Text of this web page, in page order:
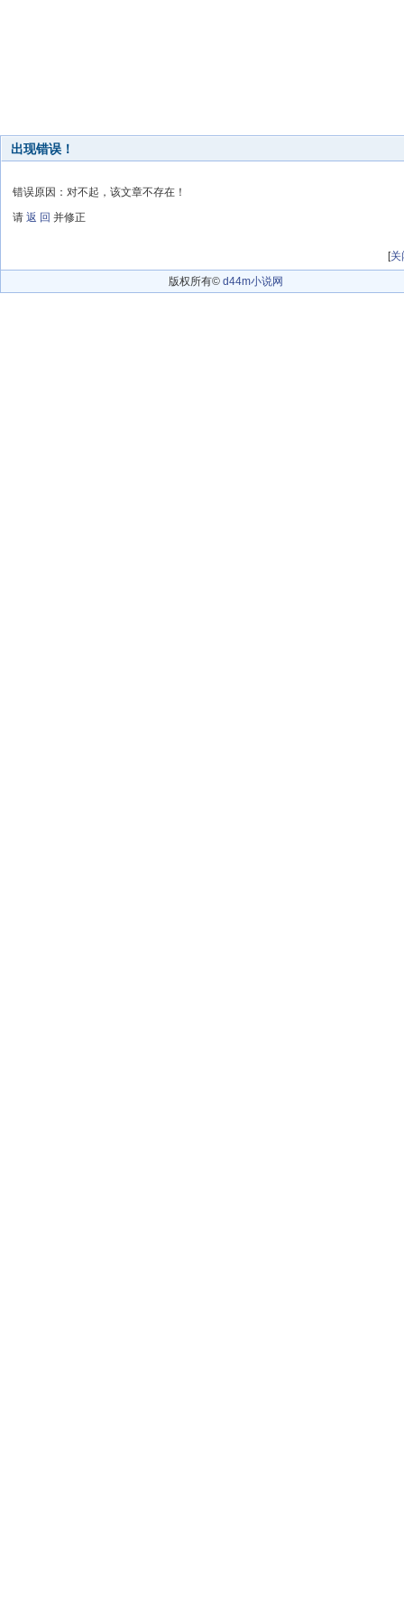
出现错误！
错误原因：对不起，该文章不存在！
请 返 回 并修正
[关
版权所有© d44m小说网